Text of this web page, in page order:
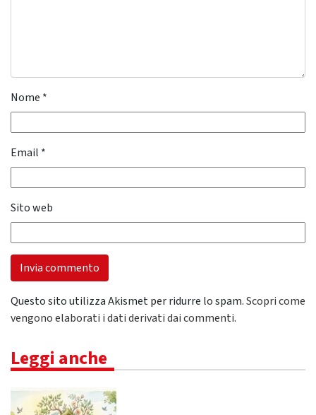
Nome *
Email *
Sito web
Questo sito utilizza Akismet per ridurre lo spam.Scopri come
vengono elaborati i dati derivati dai commenti.
Leggi anche